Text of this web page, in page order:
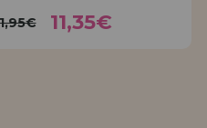
11,35€